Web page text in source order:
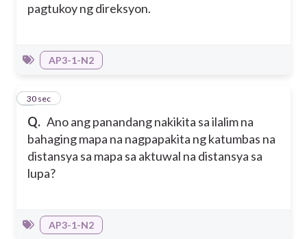
pagtukoy ng direksyon.
AP3-1-N2
Q. Ano ang panandang nakikita sa ilalim na
bahaging mapa na nagpapakita ng katumbas na
distansya sa mapa sa aktuwal na distansya sa
lupa?
4
30 sec
AP3-1-N2